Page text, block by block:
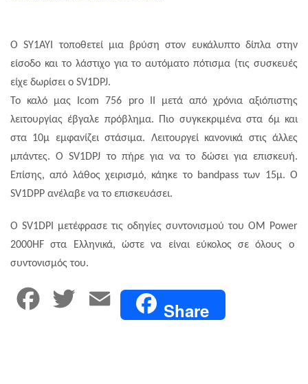
ΟSY1AYI
τοποθετεί μια βρύση στον ευκάλυπτο δίπλα στην
είσοδο και το λάστιχο για το αυτόματο πότισμα (τις συσκευές
είχε δωρίσει ο SV1DPJ.
Το καλό μας
Icom 756 pro
μετά από χρόνια αξιόπιστης
λειτουργίας έβγαλε πρόβλημα. Πιο συγκεκριμένα στα 6μ και
στα 10μ εμφανίζει στάσιμα. Λειτουργεί κανονικά στις άλλες
μπάντες. ΟSV1DPJ το πήρε για να το δώσει για επισκευή.
Επίσης, από λάθος χειρισμό, κάηκε το bandpass των 15μ.O
SV1DPP ανέλαβε να το επισκευάσει.
Ο SV1DPI μετέφρασε τις οδηγίες συντονισμού του OM
Power
2000HF στα Ελληνικά, ώστε να είναι εύκολος σε όλους ο
συντονισμός του.
E Share